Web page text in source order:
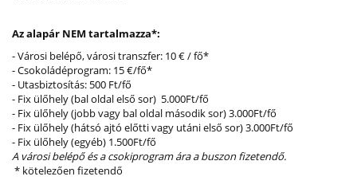
Az alapár NEM tartalmazza*:
- Városi belépő, városi transzfer: 10 € / fő*
- Csokoládéprogram: 15 €/fő*
- Utasbiztosítás: 500 Ft/fő
- Fix ülőhely (bal oldal első sor) 5.000Ft/fő
- Fix ülőhely (jobb vagy bal oldal második sor) 3.000Ft/fő
- Fix ülőhely (hátsó ajtó előtti vagy utáni első sor) 3.000Ft/fő
- Fix ülőhely (egyéb) 1.500Ft/fő
A városi belépő és a csokiprogram ára a buszon fizetendő.
* kötelezően fizetendő